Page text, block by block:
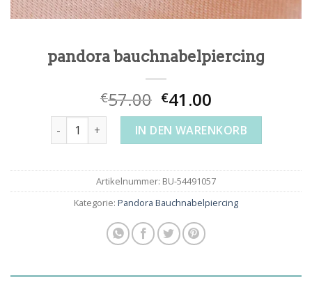
pandora bauchnabelpiercing
€57.00 €41.00
pandora bauchnabelpiercing Menge
IN DEN WARENKORB
Artikelnummer: BU-54491057
Kategorie: Pandora Bauchnabelpiercing